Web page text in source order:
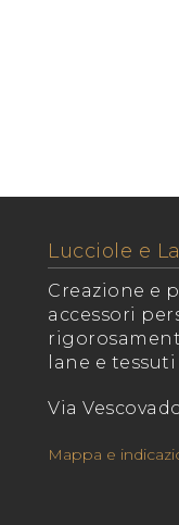
Lucciole e
Creazione e
accessori
lane e
Via
Mappa e